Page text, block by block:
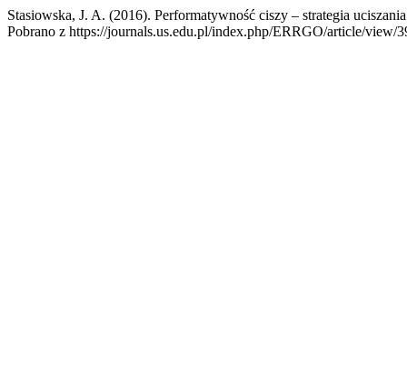
Stasiowska, J. A. (2016). Performatywność ciszy – strategia
Pobrano z https://journals.us.edu.pl/index.php/ERRGO/article/view/